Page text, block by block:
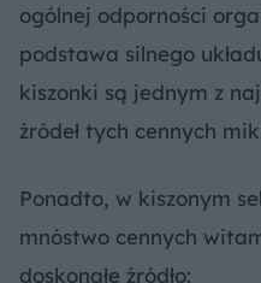
ogólnej odporności
podstawa silnego
kiszonki są jednym z
źródeł tych cennych
Ponadto, w kiszonym
mnóstwo cennych
doskonałe źródło: